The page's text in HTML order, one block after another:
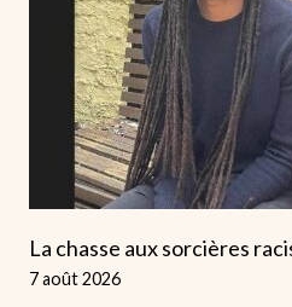
La chasse aux sorcières
7 août 2026